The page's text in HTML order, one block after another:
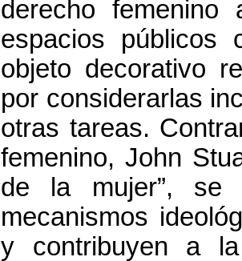
derecho
espacios
objeto decorativo
por considerarlas
otras tareas.
femenino, John
de la mujer”, se
mecanismos
y contribuyen a